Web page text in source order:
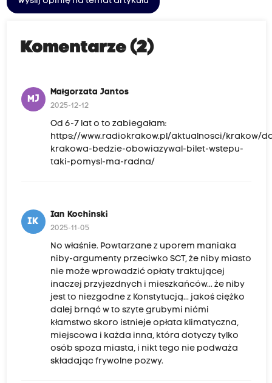
Komentarze (2)
MJ
Małgorzata Jantos
2025-12-12
Od 6-7 lat o to zabiegałam:
https://www.radiokrakow.pl/aktualnosci/krakow/
krakowa-bedzie-obowiazywal-bilet-wstepu-
taki-pomysl-ma-radna/
IK
Ian Kochinski
2025-11-05
No właśnie. Powtarzane z uporem maniaka
niby-argumenty przeciwko SCT, że niby miasto
nie może wprowadzić opłaty traktującej
inaczej przyjezdnych i mieszkańców... że niby
jest to niezgodne z Konstytucją... jakoś ciężko
dalej brnąć w to szyte grubymi nićmi
kłamstwo skoro istnieje opłata klimatyczna,
miejscowa i każda inna, która dotyczy tylko
osób spoza miasta, i nikt tego nie podważa
składając frywolne pozwy.